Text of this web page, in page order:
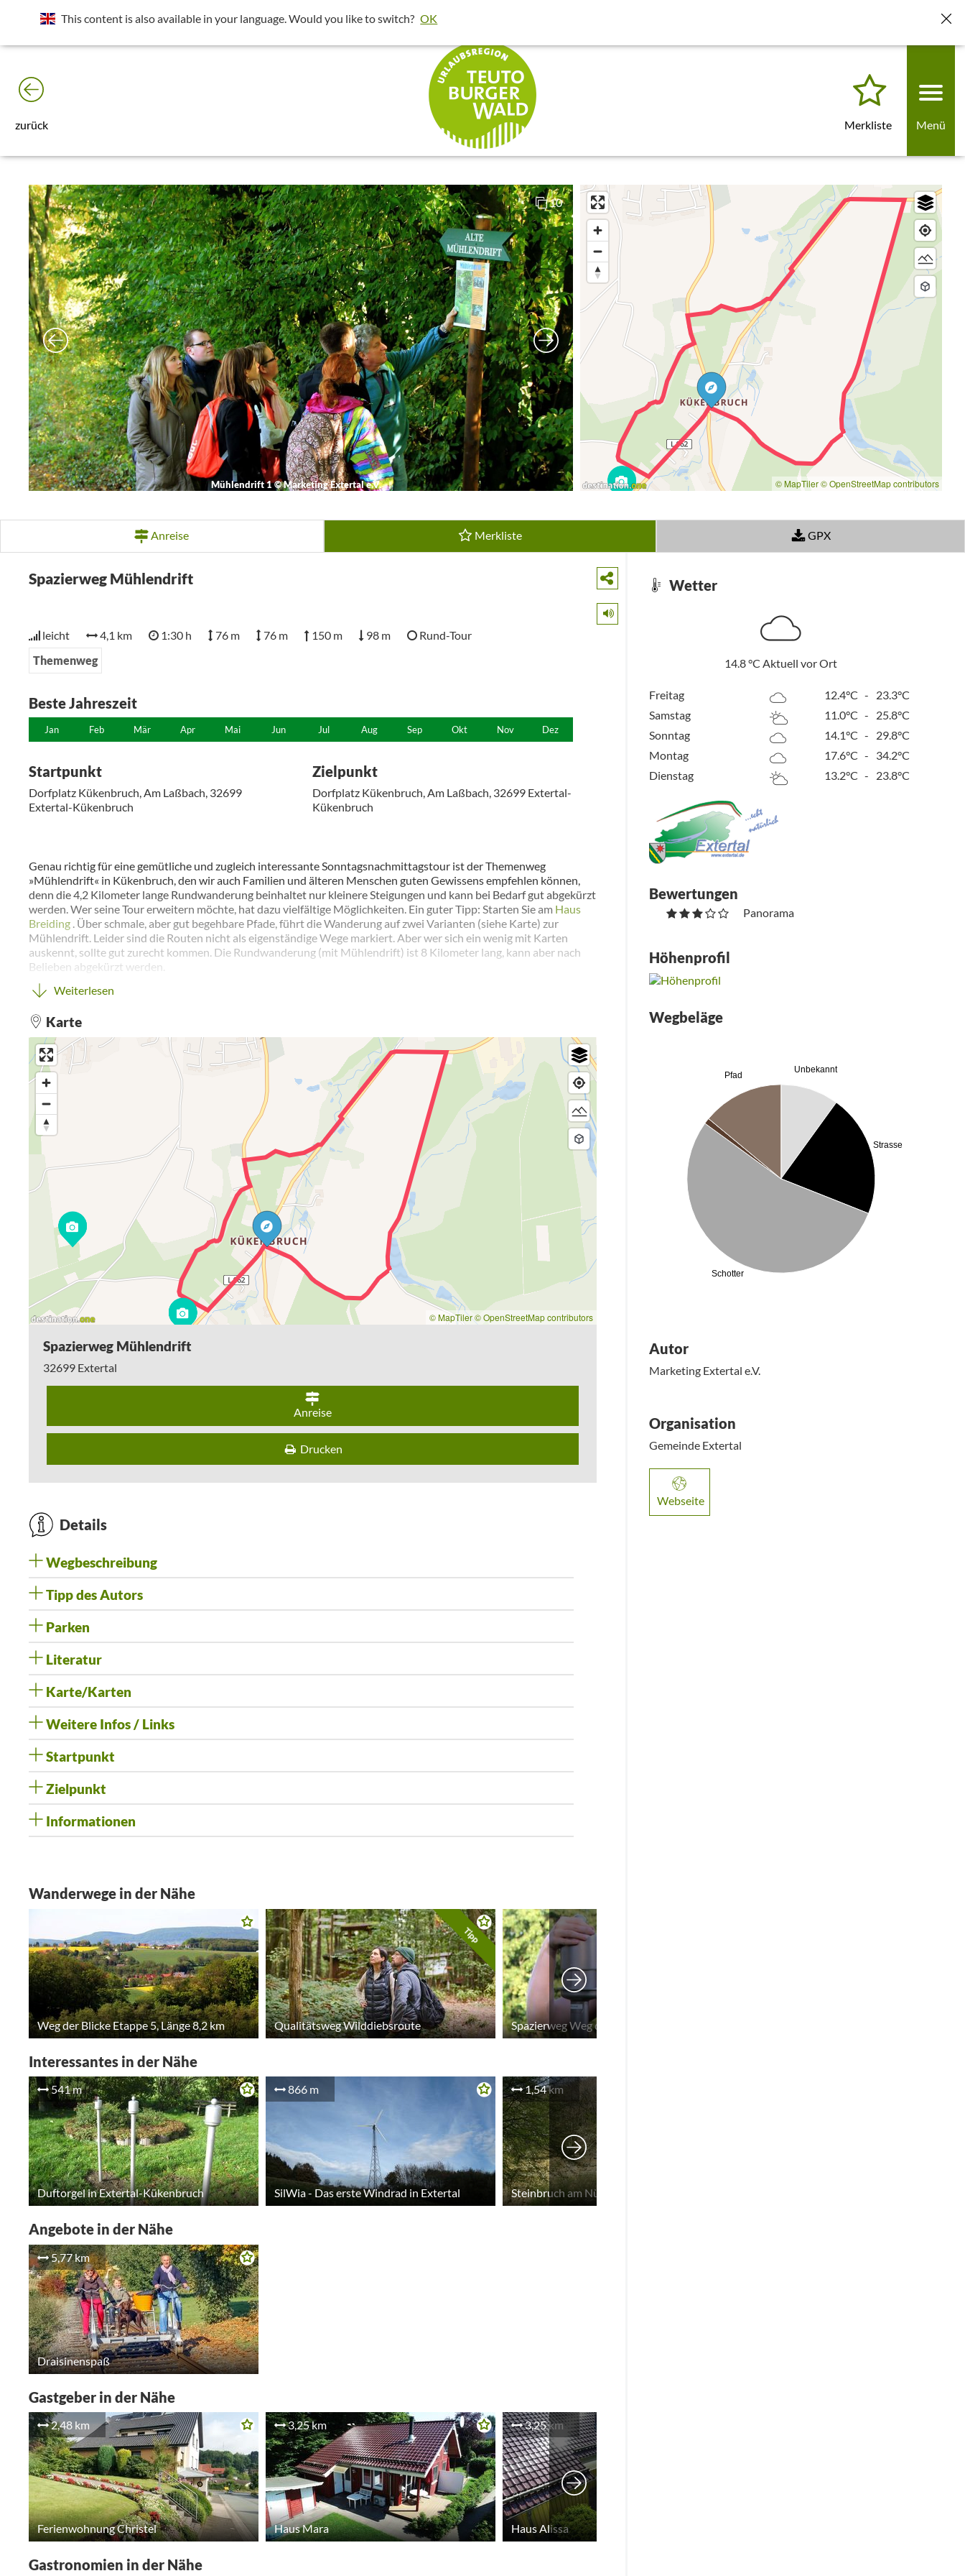
Rechts neben der Adressleiste das Icon
klicken und dann "Diese Einstellungen für künftige Besuche löschen" klicken. Beim nächsten Laden
zurück Merkliste Menü
Mühlendrift 1©Marketing Extertal e.V.
10
© MapTiler© OpenStreetMap contributors
Anreise Merkliste GPX
Spazierweg Mühlendrift
leicht 4,1 km 1:30 h 76 m 76 m 150 m 98 m
Rund-Tour
Themenweg
Beste Jahreszeit
Jan Feb Mär Apr Mai Jun Jul Aug Sep Okt Nov Dez
Startpunkt
Dorfplatz Kükenbruch, Am Laßbach, 32699
Extertal-Kükenbruch
Zielpunkt
Dorfplatz Kükenbruch, Am Laßbach, 32699 Extertal-
Kükenbruch
Genau richtig für eine gemütliche und zugleich interessante Sonntagsnachmittagstour ist der Themenweg
»Mühlendrift« in Kükenbruch, den wir auch Familien und älteren Menschen guten Gewissens empfehlen können,
denn die 4,2 Kilometer lange Rundwanderung beinhaltet nur kleinere Steigungen und kann bei Bedarf gut abgekürzt
werden. Wer seine Tour erweitern möchte, hat dazu vielfältige Möglichkeiten. Ein guter Tipp: Starten Sie am Haus
Breiding . Über schmale, aber gut begehbare Pfade, führt die Wanderung auf zwei Varianten (siehe Karte) zur
Mühlendrift. Leider sind die Routen nicht als eigenständige Wege markiert. Aber wer sich ein wenig mit Karten
auskennt, sollte gut zurecht kommen. Die Rundwanderung (mit Mühlendrift) ist 8 Kilometer lang, kann aber nach
Belieben abgekürzt werden.
Einkehrmöglichkeit bestehen im
Ein dickes Lob und Dankeschön gilt an dieser Stelle den rührigen Wanderfreunden des Kükenbrucher Dorfvereins,
die ihre Wege vorbildlich pflegen und instand halten. Auf den stets gemähten und freigeschnittenen Wegen macht
das Wandern zu allen Jahreszeiten viel Spaß. Probieren Sie es aus.
Weiterlesen
Karte
© MapTiler © OpenStreetMap contributors
Spazierweg Mühlendrift
32699 Extertal
Anreise
Drucken
Details
Wegbeschreibung
Tipp des Autors
Parken
Literatur
Karte/Karten
Weitere Infos / Links
Startpunkt
Zielpunkt
Informationen
Wetter
14.8°C Aktuell vor Ort
Freitag 12.4°C -
23.3°C
Samstag
11.0°C -
25.8°C
Sonntag
14.1°C -
29.8°C
Montag
17.6°C -
34.2°C
Dienstag
13.2°C - 23.8°C
Bewertungen
Panorama
Höhenprofil
Wegbeläge
Unbekannt
Strasse
Schotter
Pfad
Autor
Marketing Extertal e.V.
Organisation
Gemeinde Extertal
Webseite
Wanderwege in der Nähe
Weg der Blicke Etappe 5, Länge 8,2 km
Tipp
Qualitätsweg Wilddiebsroute Spazierweg Weg der Sinne
Interessantes in der Nähe
541 m
Duftorgel in Extertal-Kükenbruch
866 m
SilWia - Das erste Windrad in Extertal
1,54 km
Angebote in der Nähe
5,77 km
Draisinenspaß
Gastgeber in der Nähe
2,48 km
Ferienwohnung Christel
3,25 km
Haus Mara
3,25 km
Haus Alissa
Gastronomien in der Nähe
This content is also available in your language. Would you like to switch? OK